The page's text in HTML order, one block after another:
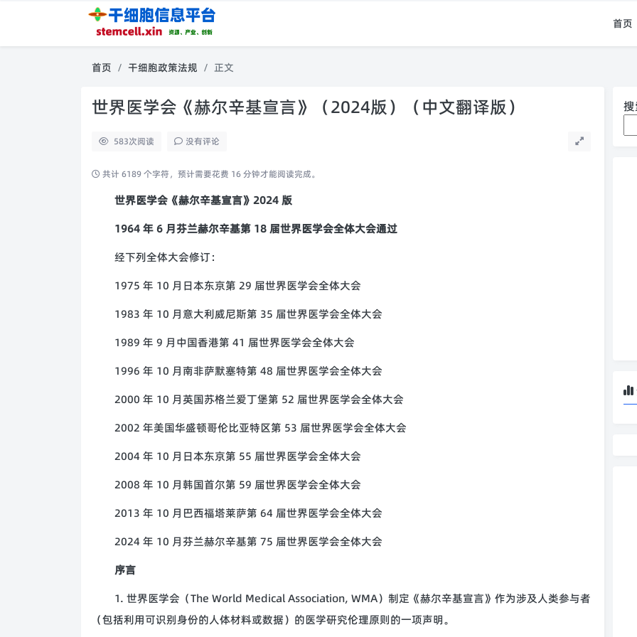
首页
首页 干细胞政策法规 正文
世界医学会《赫尔辛基宣言》（2024版）（中文翻译版）
583次阅读 没有评论
共计 6189 个字符，预计需要花费 16 分钟才能阅读完成。
世界医学会《赫尔辛基宣言》2024 版
1964 年 6 月芬兰赫尔辛基第 18 届世界医学会全体大会通过
经下列全体大会修订：
1975 年 10 月日本东京第 29 届世界医学会全体大会
1983 年 10 月意大利威尼斯第 35 届世界医学会全体大会
1989 年 9 月中国香港第 41 届世界医学会全体大会
1996 年 10 月南非萨默塞特第 48 届世界医学会全体大会
2000 年 10 月英国苏格兰爱丁堡第 52 届世界医学会全体大会
2002 年美国华盛顿哥伦比亚特区第 53 届世界医学会全体大会
2004 年 10 月日本东京第 55 届世界医学会全体大会
2008 年 10 月韩国首尔第 59 届世界医学会全体大会
2013 年 10 月巴西福塔莱萨第 64 届世界医学会全体大会
2024 年 10 月芬兰赫尔辛基第 75 届世界医学会全体大会
序言
1. 世界医学会（The World Medical Association, WMA）制定《赫尔辛基宣言》作为涉及人类参与者
（包括利用可识别身份的人体材料或数据）的医学研究伦理原则的一项声明。